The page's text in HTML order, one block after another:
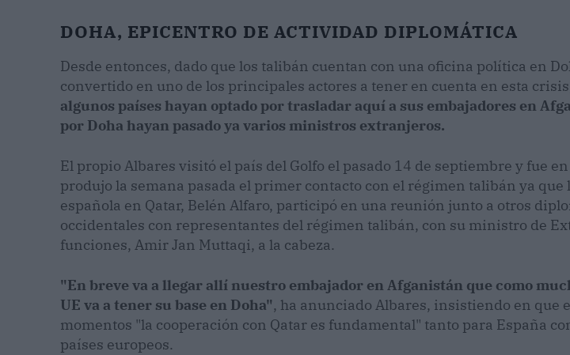
DOHA, EPICENTRO DE ACTIVIDAD DIPLOMÁTICA
Desde entonces, dado que los talibán cuentan con una oficina política en
convertido en uno de los principales actores a tener en cuenta en esta
algunos países hayan optado por trasladar aquí a sus embajadores en
por Doha hayan pasado ya varios ministros extranjeros.
El propio Albares visitó el país del Golfo el pasado 14 de septiembre y fue
produjo la semana pasada el primer contacto con el régimen talibán ya que
española en Qatar, Belén Alfaro, participó en una reunión junto a otros
occidentales con representantes del régimen talibán, con su ministro de
funciones, Amir Jan Muttaqi, a la cabeza.
"En breve va a llegar allí nuestro embajador en Afganistán que como
UE va a tener su base en Doha", ha anunciado Albares, insistiendo en que
momentos "la cooperación con Qatar es fundamental" tanto para España
países europeos.